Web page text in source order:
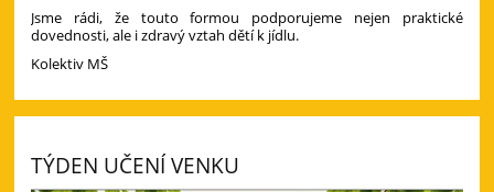
Jsme rádi, že touto formou podporujeme nejen praktické
dovednosti, ale i zdravý vztah dětí k jídlu.
Kolektiv MŠ
TÝDEN UČENÍ VENKU